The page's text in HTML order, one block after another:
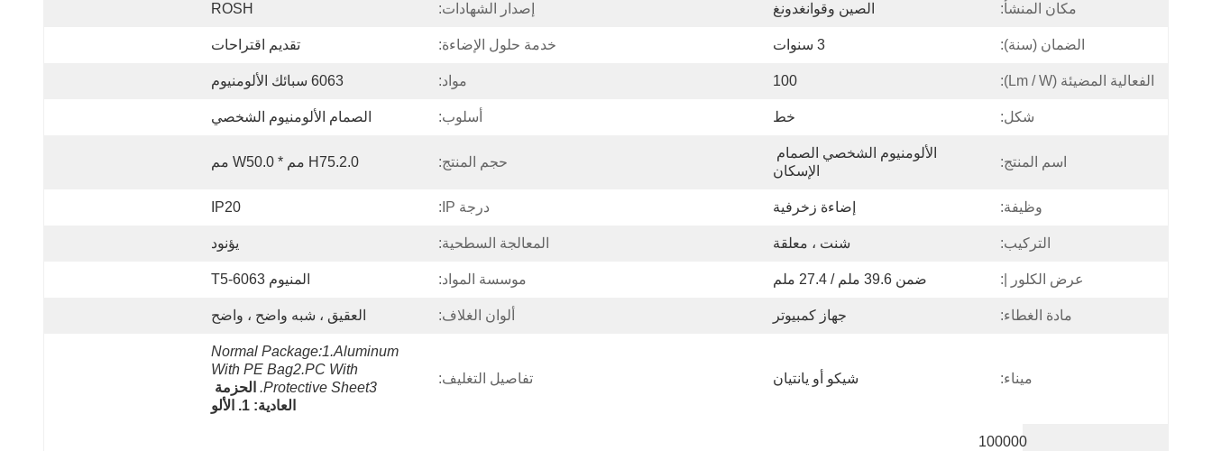
مكان المنشأ: الصين وقوانغدونغ إصدار الشهادات: ROSH
الضمان (سنة): 3 سنوات خدمة حلول الإضاءة: تقديم اقتراحات
الفعالية المضيئة (lm / W): 100 مواد: 6063 سبائك الألومنيوم
شكل: خط أسلوب: الصمام الألومنيوم الشخصي
اسم المنتج:
الإسكان
حجم المنتج: H75.2.0 مم * W50.0 مم
وظيفة: إضاءة زخرفية درجة IP: IP20
التركيب: شنت ، معلقة المعالجة السطحية: يؤنود
عرض الكلور |: ضمن 39.6 ملم / 27.4 ملم موسسة المواد: المنيوم 6063-T5
مادة الغطاء: جهاز كمبيوتر ألوان الغلاف: العقيق ، شبه واضح ، واضح
ميناء: شيكو أو يانتيان تفاصيل التغليف:
Normal Package:1.Aluminum
With PE Bag2.PC With
Protective Sheet3.
العادية: 1. الألو